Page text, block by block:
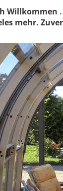
Willkommen .
mehr.